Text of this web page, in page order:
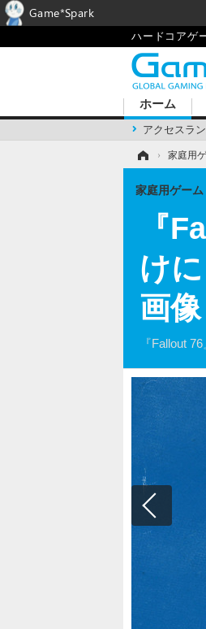
ハードコアゲ
ホーム
アクセスラ
› 家庭用
『
け
画像
『Fallout
家庭用ゲーム
Game*Spark